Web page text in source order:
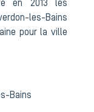
en 2013 les
les-Bains
pour la ville
Bains